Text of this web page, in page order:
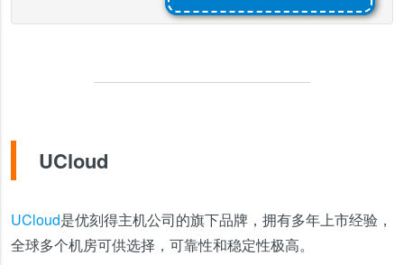
UCloud
UCloud是优刻得主机公司的旗下品牌，拥有多年上市经验，
全球多个机房可供选择，可靠性和稳定性极高。